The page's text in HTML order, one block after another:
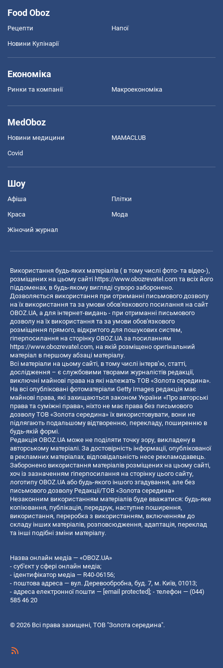
Food Oboz
Рецепти Напої
Новини Кулінарії
Економіка
Ринки та компанії Макроекономіка
MedOboz
Новини медицини MAMACLUB
Covid
Шоу
Афіша Плітки
Краса Мода
Жіночий журнал
Використання будь-яких матеріалів ( в тому числі фото- та відео-),
розміщених на цьому сайті https://www.obozrevatel.com та всіх його
піддоменах, в будь-якому вигляді суворо заборонено.
Дозволяється використання при отриманні письмового дозволу
на їх використання та за умови обов'язкового посилання на сайт
OBOZ.UA, а для інтернет-видань - при отриманні письмового
дозволу на їх використання та за умови обов'язкового
розміщення прямого, відкритого для пошукових систем,
гіперпосилання на сторінку OBOZ.UA за посиланням
https://www.obozrevatel.com, на якій розміщено оригінальний
матеріал в першому абзаці матеріалу.
Всі матеріали на цьому сайті, в тому числі інтерв’ю, статті,
дослідження – є службовими творами журналістів редакції,
виключні майнові права на які належать ТОВ «Золота середина».
На всі опубліковані фотоматеріали Getty Images редакція має
майнові права, які захищаються законом України «Про авторські
права та суміжні права», ніхто не має права без письмового
дозволу ТОВ «Золота середина» їх використовувати, вони не
підлягають подальшому відтворенню, перекладу, поширенню в
будь-якій формі.
Редакція OBOZ.UA може не поділяти точку зору, викладену в
авторському матеріалі. За достовірність інформації, опублікованої
в рекламних матеріалах, відповідальність несе рекламодавець.
Заборонено використання матеріалів розміщених на цьому сайті,
хоч із зазначенням гіперпосилання на сторінку цього сайту,
логотипу OBOZ.UA або будь-якого іншого згадування, але без
письмового дозволу Редакції/ТОВ «Золота середина»
Незаконним використанням матеріалів буде вважатися: будь-яке
копiювання, публiкацiя, передрук, наступне поширення,
використання, переробка з використанням, включенням до
складу інших матеріалів, розповсюдження, адаптація, переклад
та інші подібні зміни матеріалу.
Назва онлайн медіа — «OBOZ.UA»
- суб'єкт у сфері онлайн медіа;
- ідентифікатор медіа — R40-06156;
- поштова адреса — вул. Деревообробна, буд. 7, м. Київ, 01013;
- адреса електронної пошти — [email protected] ; - телефон — (044)
585 46 20
© 2026 Всі права захищені, ТОВ "Золота середина".